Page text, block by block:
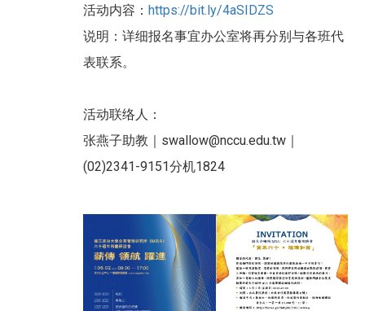
活动内容： https://bit.ly/4aSIDZS
说明：详细报名事宜办公室将再分别与各班代
表联系。
活动联络人：
张燕子助教｜swallow@nccu.edu.tw｜
(02)2341-9151分机1824